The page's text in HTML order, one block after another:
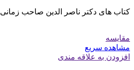
کتاب های دکتر ناصر الدین صاحب زمانی
مقایسه
مشاهده سریع
افزودن به علاقه مندی